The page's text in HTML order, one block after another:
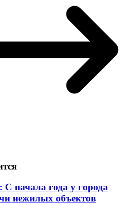
начала года у города
нежилых объектов